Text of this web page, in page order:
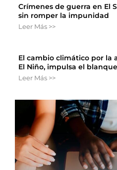
Crímenes de guerra en El
sin romper la impunidad
Leer Más >>
El cambio climático por la
El Niño, impulsa el
Leer Más >>